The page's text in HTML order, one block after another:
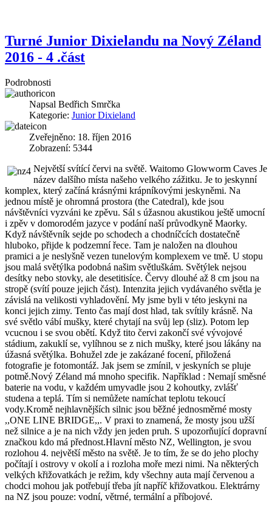
Turné Junior Dixielandu na Nový Zéland
2016 - 4 .část
Podrobnosti
Napsal Bedřich Smrčka
Kategorie: Junior Dixieland
Zveřejněno: 18. říjen 2016
Zobrazení: 5344
Největší svítící červi na světě. Waitomo Glowworm Caves Je
název dalšího místa našeho velkého zážitku. Je to jeskynní
komplex, který začíná krásnými krápníkovými jeskyněmi. Na
jednou místě je ohromná prostora (the Catedral), kde jsou
návštěvníci vyzváni ke zpěvu. Sál s úžasnou akustikou ještě umocní
i zpěv v domorodém jazyce v podání naší průvodkyně Maorky.
Když návštěvník sejde po schodech a chodníčcích dostatečně
hluboko, přijde k podzemní řece. Tam je naložen na dlouhou
pramici a je neslyšně vezen tunelovým komplexem ve tmě. U stopu
jsou malá světýlka podobná našim světluškám. Světýlek nejsou
desítky nebo stovky, ale desetitisíce. Červy dlouhé až 8 cm jsou na
stropě (svítí pouze jejich část). Intenzita jejich vydávaného světla je
závislá na velikosti vyhladovění. My jsme byli v této jeskyni na
konci jejich zimy. Tento čas mají dost hlad, tak svítily krásně. Na
své světlo vábí mušky, které chytají na svůj lep (sliz). Potom lep
vcucnou i se svou obětí. Když tito červi zakončí své vývojové
stádium, zakuklí se, vylíhnou se z nich mušky, které jsou lákány na
úžasná světýlka. Bohužel zde je zakázané focení, přiložená
fotografie je fotomontáž. Jak jsem se zmínil, v jeskyních se pluje
potmě.Nový Zéland má mnoho specifik. Například : Nemají směsné
baterie na vodu, v každém umyvadle jsou 2 kohoutky, zvlášť
studena a teplá. Tím si nemůžete namíchat teplotu tekoucí
vody.Kromě nejhlavnějších silnic jsou běžné jednosměrné mosty
,,ONE LINE BRIDGE,,. V praxi to znamená, že mosty jsou užší
než silnice a je na nich vždy jen jeden pruh. S upozorňující dopravní
značkou kdo má přednost.Hlavní město NZ, Wellington, je svou
rozlohou 4. největší město na světě. Je to tím, že se do jeho plochy
počítají i ostrovy v okolí a i rozloha moře mezi nimi. Na některých
velkých křižovatkách je režim, kdy všechny auta mají červenou a
chodci mohou jak potřebují třeba jít napříč křižovatkou. Elektrárny
na NZ jsou pouze: vodní, větrné, termální a příbojové.